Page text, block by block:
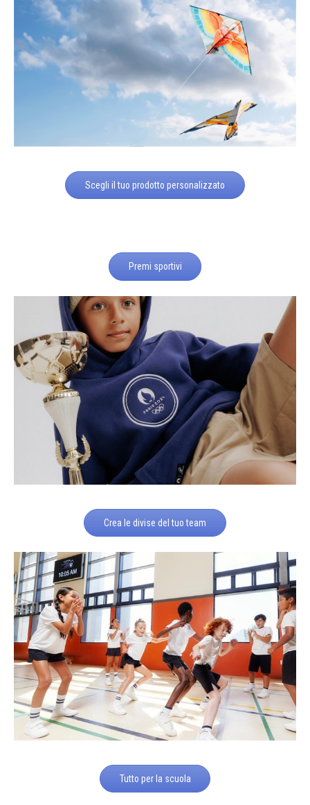
Scegli il tuo prodotto personalizzato
Premi sportivi
Crea le divise del tuo team
Tutto per la scuola